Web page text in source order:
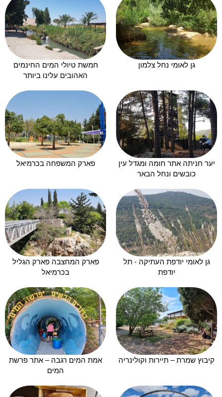
גן לאומי נחל צלמון
חמשת טיולי המים החינמים
האהובים עלינו ביותר
יער חניתה אתר חומה ומגדל עין
כובשים ונחל הבאר
פארק המשפחה בכרמיאל
גן לאומי יודפת העתיקה - תל
יודפת
פארק המחצבה פארק הגליל
בכרמיאל
קיבוץ שמרת – תיירות וקולינריה
אמת המים רגבה – אתר פרשת
המים